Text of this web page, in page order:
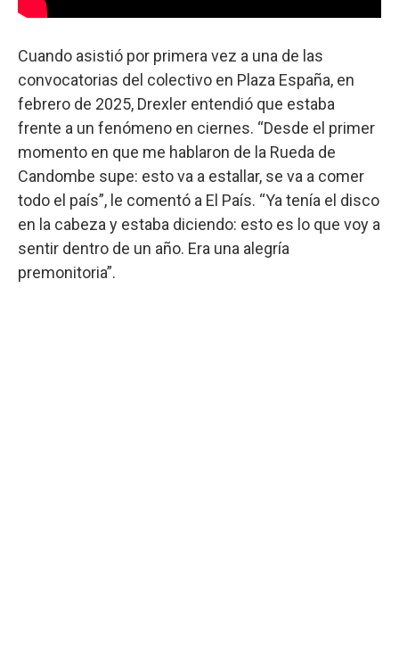
Cuando asistió por primera vez a una de las
convocatorias del colectivo en Plaza España, en
febrero de 2025, Drexler entendió que estaba
frente a un fenómeno en ciernes. “Desde el primer
momento en que me hablaron de la Rueda de
Candombe supe: esto va a estallar, se va a comer
todo el país”, le comentó a El País. “Ya tenía el disco
en la cabeza y estaba diciendo: esto es lo que voy a
sentir dentro de un año. Era una alegría
premonitoria”.